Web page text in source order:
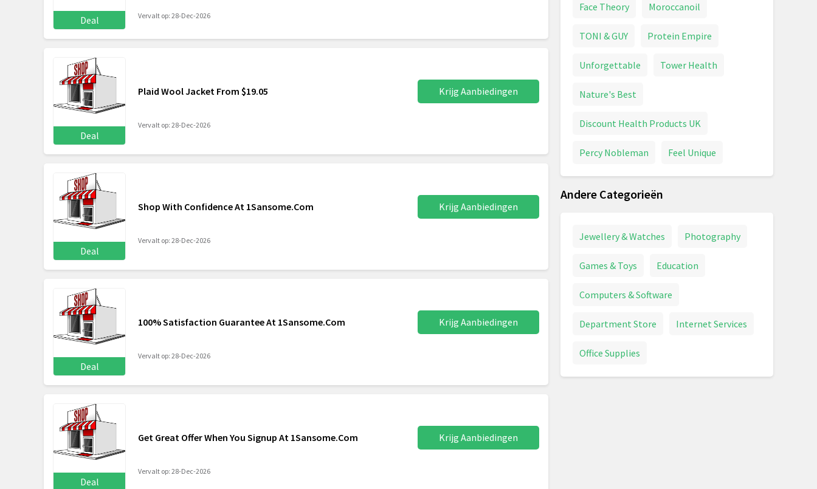
Deal Vervalt op: 28-Dec-2026
Deal
Plaid Wool Jacket From $19.05 Krijg Aanbiedingen
Vervalt op: 28-Dec-2026
Deal
Shop With Confidence At 1Sansome.Com Krijg Aanbiedingen
Vervalt op: 28-Dec-2026
Deal
100% Satisfaction Guarantee At 1Sansome.Com Krijg Aanbiedingen
Vervalt op: 28-Dec-2026
Deal
Get Great Offer When You Signup At 1Sansome.Com Krijg Aanbiedingen
Vervalt op: 28-Dec-2026
Face Theory Moroccanoil
TONI & GUY Protein Empire
Unforgettable Tower Health
Nature's Best
Discount Health Products UK
Percy Nobleman Feel Unique
Andere Categorieën
Jewellery & Watches Photography
Games & Toys Education
Computers & Software
Department Store Internet Services
Office Supplies